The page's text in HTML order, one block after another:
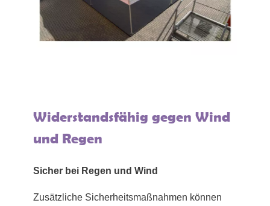
Widerstandsfähig gegen Wind
und Regen
Sicher bei Regen und Wind
Zusätzliche Sicherheitsmaßnahmen können